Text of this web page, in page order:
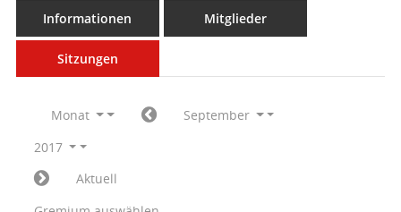
Informationen Mitglieder
Sitzungen
Monat
September
2017
Aktuell